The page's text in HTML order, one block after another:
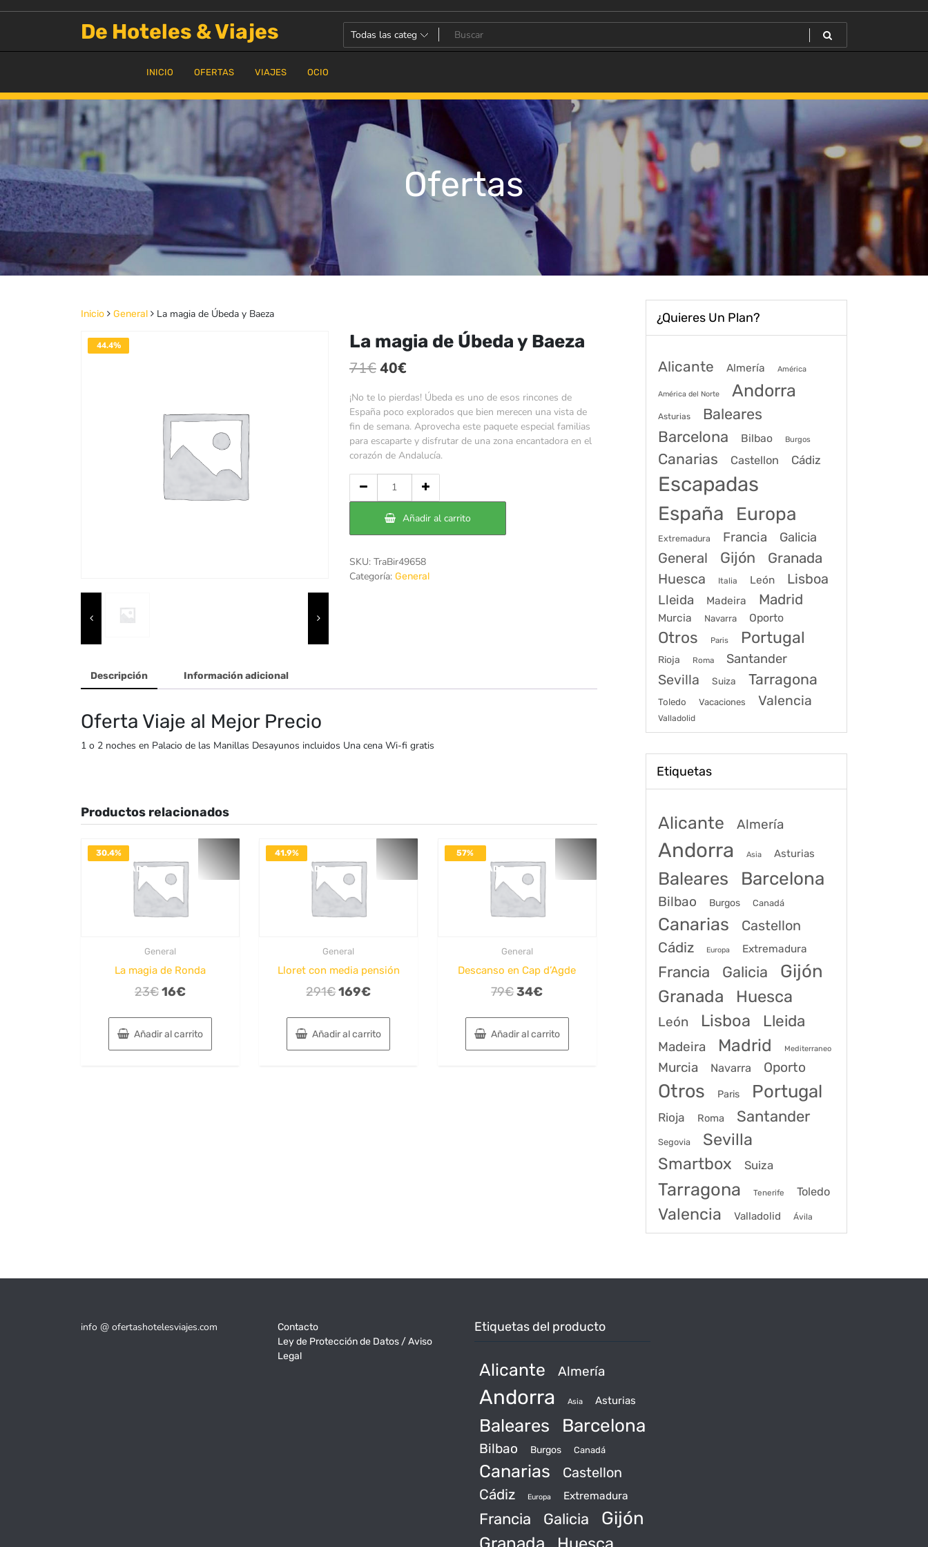
De Hoteles & Viajes
INICIO OFERTAS VIAJES OCIO
Ofertas
Inicio General La magia de Úbeda y Baeza
44.4%
La magia de Úbeda y Baeza
71€El
precio
original
era:
71€.
40€El
precio
actual
es:
40€.
¡No te lo pierdas! Úbeda es uno de esos rincones de
España poco explorados que bien merecen una vista de
fin de semana. Aprovecha este paquete especial familias
para escaparte y disfrutar de una zona encantadora en el
corazón de Andalucía.
magia
de
y
Baeza
Añadir al carrito
SKU: TraBir49658
Categoría: General
Descripción Información adicional
Oferta Viaje al Mejor Precio
1 o 2 noches en Palacio de las Manillas Desayunos incluidos Una cena Wi-fi gratis
Productos relacionados
30.4%
DESACTIVADO
General
La magia de Ronda
23€El
original
era:
16€El
actual
es:
Añadir al carrito
41.9%
DESACTIVADO
General
Lloret con media pensión
291€El
original
era:
169€El
actual
es:
Añadir al carrito
57%
DESACTIVADO
General
Descanso en Cap d’Agde
79€El
original
era:
34€El
actual
es:
Añadir al carrito
¿Quieres Un Plan?
Alicante Almería América
América del Norte Andorra
Asturias Baleares
Barcelona Bilbao Burgos
Canarias Castellon Cádiz
Escapadas
España Europa
Extremadura Francia Galicia
General Gijón
Granada
Huesca
Italia León Lisboa
Lleida Madeira Madrid
Murcia Navarra Oporto
Otros Paris Portugal
Rioja Roma Santander
Sevilla Suiza Tarragona
Toledo Vacaciones Valencia
Valladolid
Etiquetas
Alicante Almería
Andorra Asia Asturias
Baleares Barcelona
Bilbao Burgos Canadá
Canarias
Castellon
Cádiz
Europa Extremadura
Francia Galicia Gijón
Granada Huesca
León Lisboa Lleida
Madeira Madrid Mediterraneo
Murcia Navarra Oporto
Otros Paris Portugal
Rioja Roma Santander
Segovia
Sevilla
Smartbox
Suiza
Tarragona Tenerife Toledo
Valencia Valladolid Ávila
info @ ofertashotelesviajes.com
Contacto
Ley de Protección de Datos / Aviso
Legal
Etiquetas del producto
Alicante Almería
Andorra Asia Asturias
Baleares Barcelona
Bilbao Burgos Canadá
Canarias
Castellon
Cádiz
Europa Extremadura
Francia Galicia Gijón